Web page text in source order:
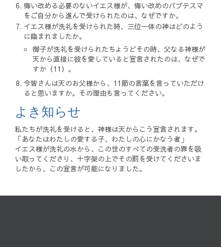
悔い改める必要のないイエス様が、悔い改めのバプテスマ
をご自分から進んで受けられたのは、なぜですか。
イエス様が洗礼を受けられた時、三位一体の神はどのよう
に臨まれましたか。
御子が洗礼を受けられたちょうどその時、父なる神様が
天から直接に彼を愛していると宣言されたのは、なぜで
すか（11）。
今皆さんは天のお父様から、11節の言葉を言っていただけ
ると思いますか。その理由も言ってください。
よき知らせ
私たちが洗礼を受けると、神様は天からこう宣言されます。
「あなたはわたしの愛する子、わたしの心にかなう者」
イエス様が洗礼の水から、この世のすべての受洗者の罪を吸
い取ってくださり、十字架の上でその罰を受けてくださいま
したから、この宣言が可能になりました。